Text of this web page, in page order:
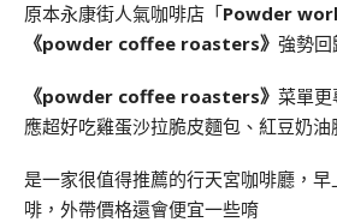
原本永康街人氣咖啡店「Powder
《powder coffee roasters》 強勢回
《powder coffee roasters》 菜單
應超好吃雞蛋沙拉脆皮麵包、紅豆奶油
是一家很值得推薦的行天宮咖啡廳，
啡，外帶價格還會便宜一些唷